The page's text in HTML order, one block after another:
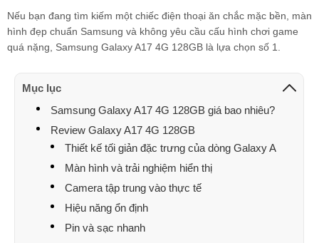
Nếu bạn đang tìm kiếm một chiếc điện thoại ăn chắc mặc bền, màn
hình đẹp chuẩn Samsung và không yêu cầu cấu hình chơi game
quá nặng, Samsung Galaxy A17 4G 128GB là lựa chọn số 1.
Mục lục
Samsung Galaxy A17 4G 128GB giá bao nhiêu?
Review Galaxy A17 4G 128GB
Thiết kế tối giản đặc trưng của dòng Galaxy A
Màn hình và trải nghiệm hiển thị
Camera tập trung vào thực tế
Hiệu năng ổn định
Pin và sạc nhanh